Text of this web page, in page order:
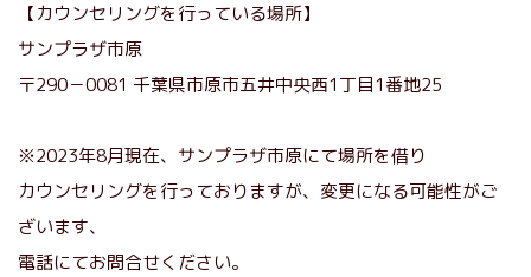
【カウンセリングを行っている場所】
サンプラザ市原
〒290－0081 千葉県市原市五井中央西1丁目1番地25
※2023年8月現在、サンプラザ市原にて場所を借り
カウンセリングを行っておりますが、変更になる可能性がご
ざいます、
電話にてお問合せください。